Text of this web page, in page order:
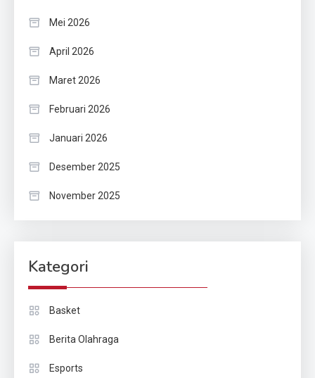
Mei 2026
April 2026
Maret 2026
Februari 2026
Januari 2026
Desember 2025
November 2025
Kategori
Basket
Berita Olahraga
Esports